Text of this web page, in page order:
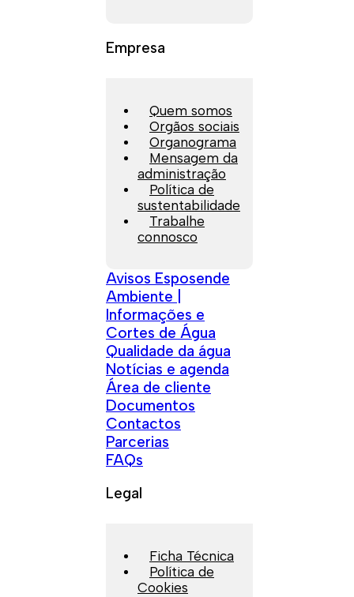
Empresa
Quem somos
Orgãos sociais
Organograma
Mensagem da
administração
Política de
sustentabilidade
Trabalhe
connosco
Avisos Esposende
Ambiente |
Informações e
Cortes de Água
Qualidade da água
Notícias e agenda
Área de cliente
Documentos
Contactos
Parcerias
FAQs
Legal
Ficha Técnica
Política de
Cookies